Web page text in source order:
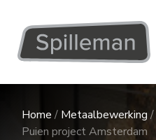
Home / Metaalbewerking/
Puien project Amsterdam